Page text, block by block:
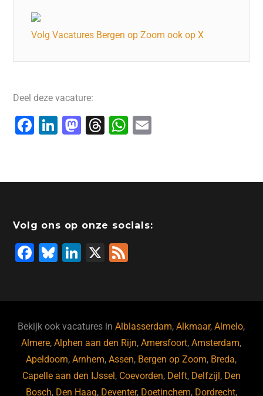
Volg Vacatures Bergen op Zoom ook op X
Deel deze vacature:
F
e
o
o
k
Li
e
n
M
o
o
T
a
s
W
s
p
l
Volg ons op onze socials:
F
b
o
o
k
Bl
ky
Li
dI
n
X
Bekijk ook vacatures inAlblasserdam,Alkmaar,Almelo,
Almere,Alphen aan den Rijn,Amersfoort,Amsterdam,
Apeldoorn,Arnhem,Assen, Bergen op Zoom, Breda,
Capelle aan den IJssel, Coevorden, Delft, Delfzijl, Den
Bosch, Den Haag, Deventer, Doetinchem, Dordrecht,